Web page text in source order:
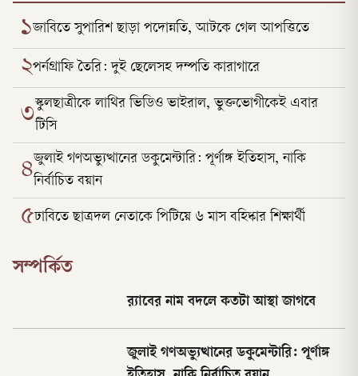
১জাবিতে সুপারিশ ছাড়া পদোন্নতি, আটকে গেল আপত্তিতে
২পর্নগ্রাফি তৈরি: দুই ছেলেসহ দম্পতি কারাগারে
৩স্কুলছাত্রীকে লাথির ভিডিও ভাইরাল, ভুক্তভোগীকেই এবার
টিসি
৪জুলাই গণঅভ্যুত্থানের ডকুমেন্টারি: পূর্ণাঙ্গ ইতিহাস, নাকি
নির্বাচিত বয়ান
৫ঢাবিতে ছাত্রদল নেতাকে পিটিয়ে ৬ মাস বহিষ্কার শিক্ষার্থী
সম্পর্কিত
র‌্যাবের নাম বদলে কতটা আস্থা জাগবে
জুলাই গণঅভ্যুত্থানের ডকুমেন্টারি: পূর্ণাঙ্গ